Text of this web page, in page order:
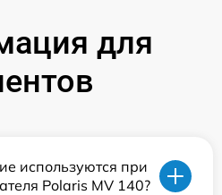
для
используются при
Polaris MV 140?